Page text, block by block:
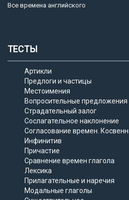
Все времена английского
ТЕСТЫ
Артикли
Предлоги и частицы
Местоимения
Вопросительные предложения
Страдательный залог
Сослагательное наклонение
Согласование времен.
Инфинитив
Причастие
Сравнение времен глагола
Лексика
Прилагательные и наречия
Модальные глаголы